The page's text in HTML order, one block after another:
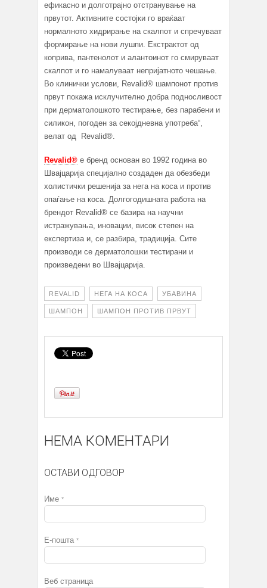
ефикасно и долготрајно отстранување на
првутот. Активните состојки го враќаат
нормалното хидрирање на скалпот и спречуваат
формирање на нови лушпи. Екстрактот од
коприва, пантенолот и алантоинот го смируваат
скалпот и го намалуваат непријатното чешање.
Во клинички услови, Revalid® шампонот против
првут покажа исклучително добра подносливост
при дерматолошкото тестирање, без парабени и
силикон, погоден за секојдневна употреба“,
велат од Revalid®.
Revalid® е бренд основан во 1992 година во
Швајцарија специјално создаден да обезбеди
холистички решенија за нега на коса и против
опаѓање на коса. Долгогодишната работа на
брендот Revalid® се базира на научни
истражувања, иновации, висок степен на
експертиза и, се разбира, традиција. Сите
производи се дерматолошки тестирани и
произведени во Швајцарија.
REVALID НЕГА НА КОСА УБАВИНА
ШАМПОН ШАМПОН ПРОТИВ ПРВУТ
НЕМА КОМЕНТАРИ
ОСТАВИ ОДГОВОР
Име *
Е-пошта *
Веб страница